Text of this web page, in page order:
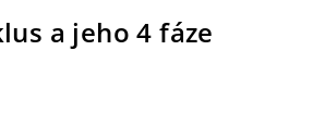
a jeho 4 fáze